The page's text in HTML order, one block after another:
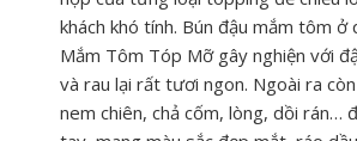
khách khó tính. Bún đậu mắm tôm ở
Mắm Tôm Tóp Mỡ gây nghiện với
và rau lại rất tươi ngon. Ngoài ra
nem chiên, chả cốm, lòng, dồi rán…